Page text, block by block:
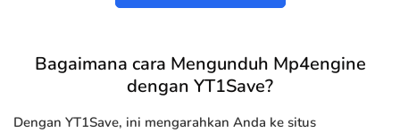
Bagaimana cara Mengunduh Mp4engine
dengan YT1Save?
Dengan YT1Save, ini mengarahkan Anda ke situs